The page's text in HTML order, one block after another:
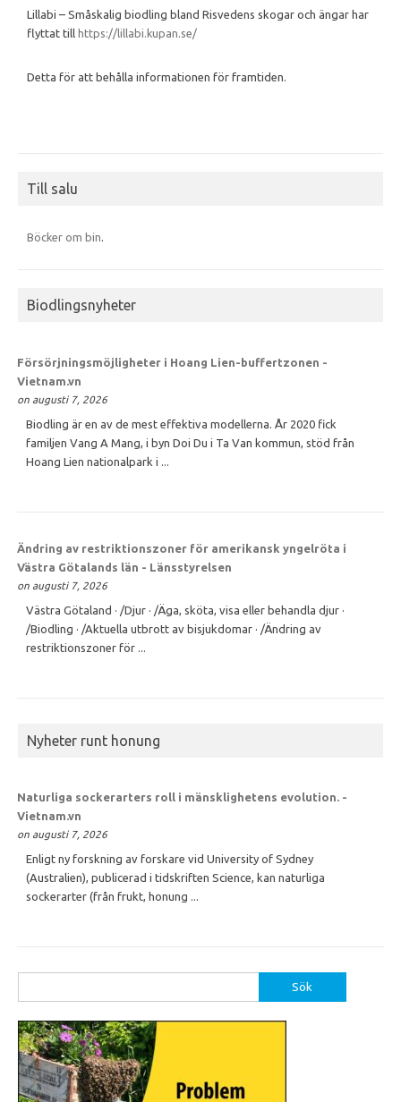
Lillabi – Småskalig biodling bland Risvedens skogar och ängar har
flyttat till https://lillabi.kupan.se/
Detta för att behålla informationen för framtiden.
Till salu
Böcker om bin.
Biodlingsnyheter
Försörjningsmöjligheter i Hoang Lien-buffertzonen -
Vietnam.vn
on augusti 7, 2026
Biodling är en av de mest effektiva modellerna. År 2020 fick
familjen Vang A Mang, i byn Doi Du i Ta Van kommun, stöd från
Hoang Lien nationalpark i ...
Ändring av restriktionszoner för amerikansk yngelröta i
Västra Götalands län - Länsstyrelsen
on augusti 7, 2026
Västra Götaland · /Djur · /Äga, sköta, visa eller behandla djur ·
/Biodling · /Aktuella utbrott av bisjukdomar · /Ändring av
restriktionszoner för ...
Nyheter runt honung
Naturliga sockerarters roll i mänsklighetens evolution. -
Vietnam.vn
on augusti 7, 2026
Enligt ny forskning av forskare vid University of Sydney
(Australien), publicerad i tidskriften Science, kan naturliga
sockerarter (från frukt, honung ...
efter: